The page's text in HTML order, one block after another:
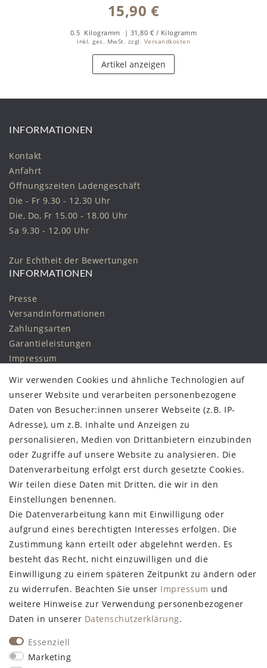
15,90 €
0.5 Kilogramm | 31,80 € / Kilogramm
inkl. ges. MwSt. zzgl. Versandkosten
Artikel anzeigen
INFORMATIONEN
Kontakt
Anfahrt
Öffnungszeiten Ladengeschäft
Die - Fr 9.30 - 12.30 Uhr
Die, Do, Fr 15.00 - 18.00 Uhr
Sa 9.30 - 12.00 Uhr
Zur Echtheit der Bewertungen
INFORMATIONEN
Presse
Versandinformationen
Zahlungsarten
Garantieleistungen
Impressum
Vertrag widerrufen
STAY CONNECTED
Wir verwenden Cookies und ähnliche Technologien auf
unserer Website und verarbeiten personenbezogene
Daten von Besucher:innen unserer Webseite (z.B. IP-
Adresse), um z.B. Inhalte und Anzeigen zu
personalisieren, Medien von Drittanbietern einzubinden
oder Zugriffe auf unsere Website zu analysieren. Die
Datenverarbeitung erfolgt erst durch gesetzte Cookies.
Wir teilen diese Daten mit Dritten, die wir in den
Einstellungen benennen.
Die Datenverarbeitung kann mit Einwilligung oder
aufgrund eines berechtigten Interesses erfolgen. Die
Zustimmung kann erteilt oder abgelehnt werden. Es
besteht das Recht, nicht einzuwilligen und die
Einwilligung zu einem späteren Zeitpunkt zu ändern oder
zu widerrufen. Beachten Sie unser Impressum und
weitere Hinweise zur Verwendung personenbezogener
Daten in unserer Daten­schutz­erklärung.
Essenziell
Marketing